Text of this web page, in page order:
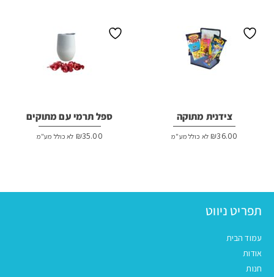
צידנית מתוקה
₪36.00 לא כולל מע"מ
ספל תרמי עם מתוקים
₪35.00 לא כולל מע"מ
תפריט ניווט
עמוד הבית
אודות
חנות